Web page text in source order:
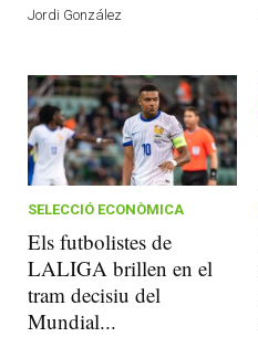
Jordi González
SELECCIÓ ECONÒMICA
Els futbolistes de
LALIGA brillen en el
tram decisiu del
Mundial...